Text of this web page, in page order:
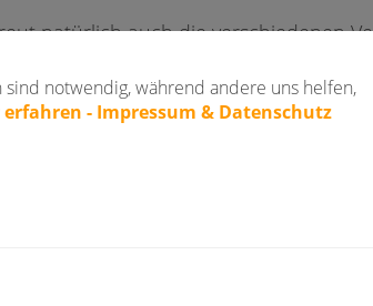
notwendig, während andere uns helfen,
erfahren - Impressum & Datenschutz
natürlich auch die verschiedenen
bei den Stadtmeisterschaften
"Darüber, selbst einmal einen
welche hervorragenden
und fügt noch hinzu: "Und wenn ich
einen Pokal bekommen, bin ich